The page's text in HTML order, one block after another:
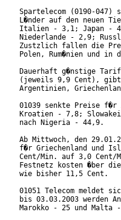
Spartelecom (0190-
L�nder auf den neuen
Italien - 3,1; Japan -
Niederlande - 2,9;
Zustzlich fallen die
Polen, Rum�nien und in
Dauerhaft g�nstige
(jeweils 9,9 Cent), gibt
Argentinien,
01039 senkte Preise
Kroatien - 7,8;
nach Nigeria - 44,9.
Ab Mittwoch, den
f�r Griechenland und
Cent/Min. auf 3,0 Cent/
Festnetz kosten �ber
wie bisher 11,5 Cent.
01051 Telecom meldet
bis 03.03.2003 werden
Marokko - 25 und Malta